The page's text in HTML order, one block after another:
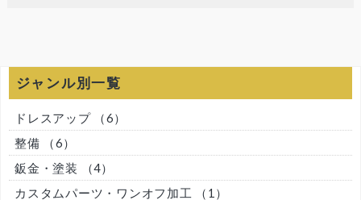
ジャンル別一覧
ドレスアップ
（6）
整備
（6）
鈑金・塗装
（4）
カスタムパーツ・ワンオフ加工
（1）